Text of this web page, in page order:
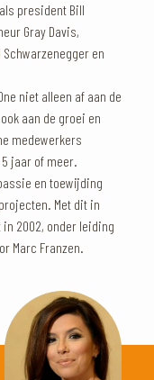
president Bill
Gray Davis,
en
niet alleen af aan de
aan de groei en
medewerkers
jaar of meer.
en toewijding
Met dit in
in 2002, onder leiding
Marc Franzen.